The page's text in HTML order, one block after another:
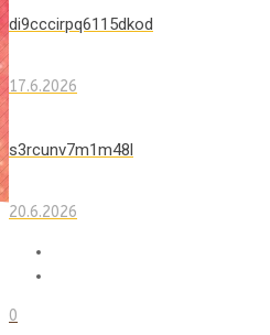
di9cccirpq6115dkod
17.6.2026
s3rcunv7m1m48l
20.6.2026
0